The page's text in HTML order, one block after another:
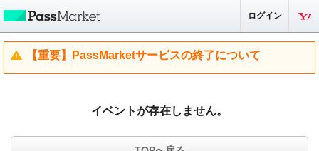
ログイン
【重要】PassMarketサービスの終了について
イベントが存在しません。